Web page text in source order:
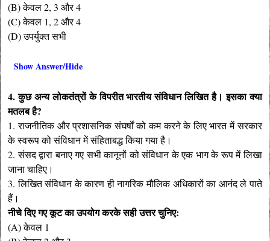
(B) केवल 2, 3 और 4
(C) केवल 1, 2 और 4
(D) उपर्युक्त सभी
Show Answer/Hide
4. कुछ अन्य लोकतंत्रों के विपरीत भारतीय संविधान लिखित है। इसका क्या
मतलब है?
1. राजनीतिक और प्रशासनिक संघर्षों को कम करने के लिए भारत में सरकार
के स्वरूप को संविधान में संहिताबद्ध किया गया है।
2. संसद द्वारा बनाए गए सभी कानूनों को संविधान के एक भाग के रूप में लिखा
जाना चाहिए।
3. लिखित संविधान के कारण ही नागरिक मौलिक अधिकारों का आनंद ले पाते
हैं।
नीचे दिए गए कूट का उपयोग करके सही उत्तर चुनिए:
(A) केवल 1